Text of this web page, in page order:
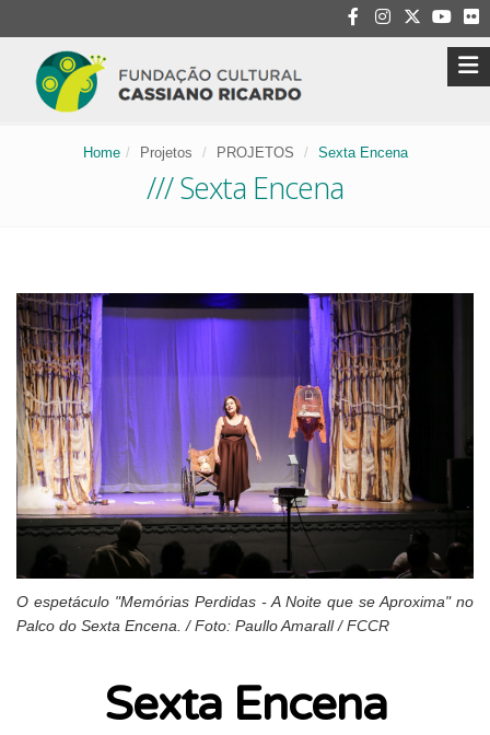
Home Projetos PROJETOS Sexta Encena
/// Sexta Encena
O espetáculo "Memórias Perdidas - A Noite que se Aproxima" no
Palco do Sexta Encena. / Foto: Paullo Amarall / FCCR
Sexta Encena